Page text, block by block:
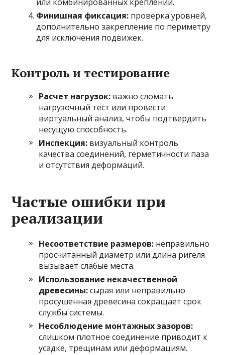
Финишная фиксация: проверка уровней,
дополнительно закрепление по периметру
для исключения подвижек.
Контроль и тестирование
Расчет нагрузок: важно сломать
нагрузочный тест или провести
виртуальный анализ, чтобы подтвердить
несущую способность.
Инспекция: визуальный контроль
качества соединений, герметичности паза
и отсутствия деформаций.
Частые ошибки при
реализации
Несоответствие размеров: неправильно
просчитанный диаметр или длина ригеля
вызывает слабые места.
Использование некачественной
древесины:сырая или неправильно
просушенная древесина сокращает срок
службы системы.
Несоблюдение монтажных зазоров:
слишком плотное соединение приводит к
усадке, трещинам или деформациям.